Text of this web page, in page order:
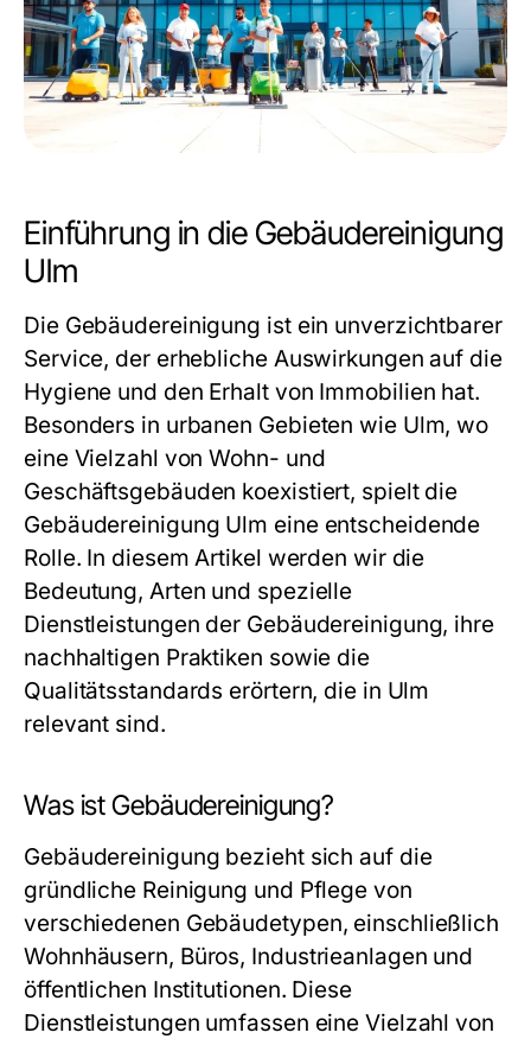
Einführung in die Gebäudereinigung
Ulm
Die Gebäudereinigung ist ein unverzichtbarer
Service, der erhebliche Auswirkungen auf die
Hygiene und den Erhalt von Immobilien hat.
Besonders in urbanen Gebieten wie Ulm, wo
eine Vielzahl von Wohn- und
Geschäftsgebäuden koexistiert, spielt die
Gebäudereinigung Ulm eine entscheidende
Rolle. In diesem Artikel werden wir die
Bedeutung, Arten und spezielle
Dienstleistungen der Gebäudereinigung, ihre
nachhaltigen Praktiken sowie die
Qualitätsstandards erörtern, die in Ulm
relevant sind.
Was ist Gebäudereinigung?
Gebäudereinigung bezieht sich auf die
gründliche Reinigung und Pflege von
verschiedenen Gebäudetypen, einschließlich
Wohnhäusern, Büros, Industrieanlagen und
öffentlichen Institutionen. Diese
Dienstleistungen umfassen eine Vielzahl von